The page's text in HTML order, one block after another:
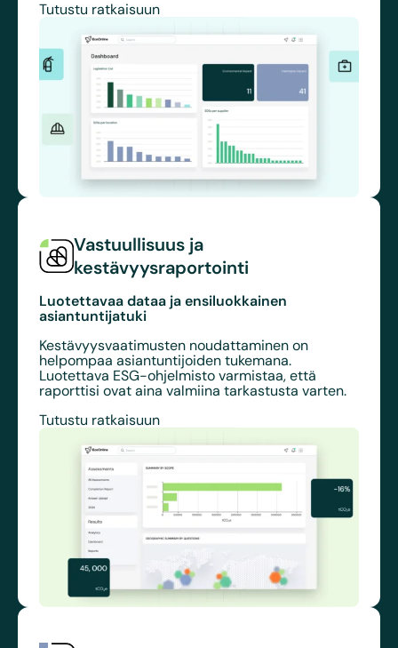
Tutustu ratkaisuun
Vastuullisuus ja
kestävyysraportointi
Luotettavaa dataa ja ensiluokkainen
asiantuntijatuki
Kestävyysvaatimusten noudattaminen on
helpompaa asiantuntijoiden tukemana.
Luotettava ESG-ohjelmisto varmistaa, että
raporttisi ovat aina valmiina tarkastusta varten.
Tutustu ratkaisuun